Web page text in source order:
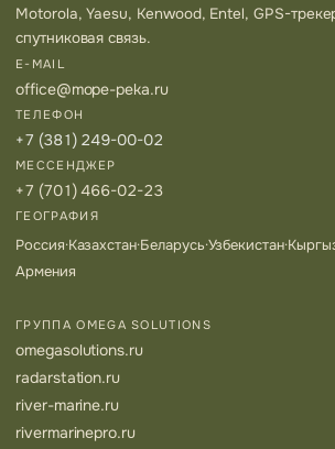
Motorola, Yaesu, Kenwood, Entel, GPS-
спутниковая связь.
E-MAIL
office@mope-peka.ru
ТЕЛЕФОН
+7 (381) 249-00-02
МЕССЕНДЖЕР
+7 (701) 466-02-23
ГЕОГРАФИЯ
Россия·Казахстан·Беларусь·Узбекистан·
Армения
ГРУППА OMEGA SOLUTIONS
omegasolutions.ru
radarstation.ru
river-marine.ru
rivermarinepro.ru